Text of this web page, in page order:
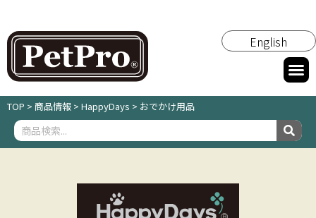
English
TOP > 商品情報 > HappyDays > おでかけ用品